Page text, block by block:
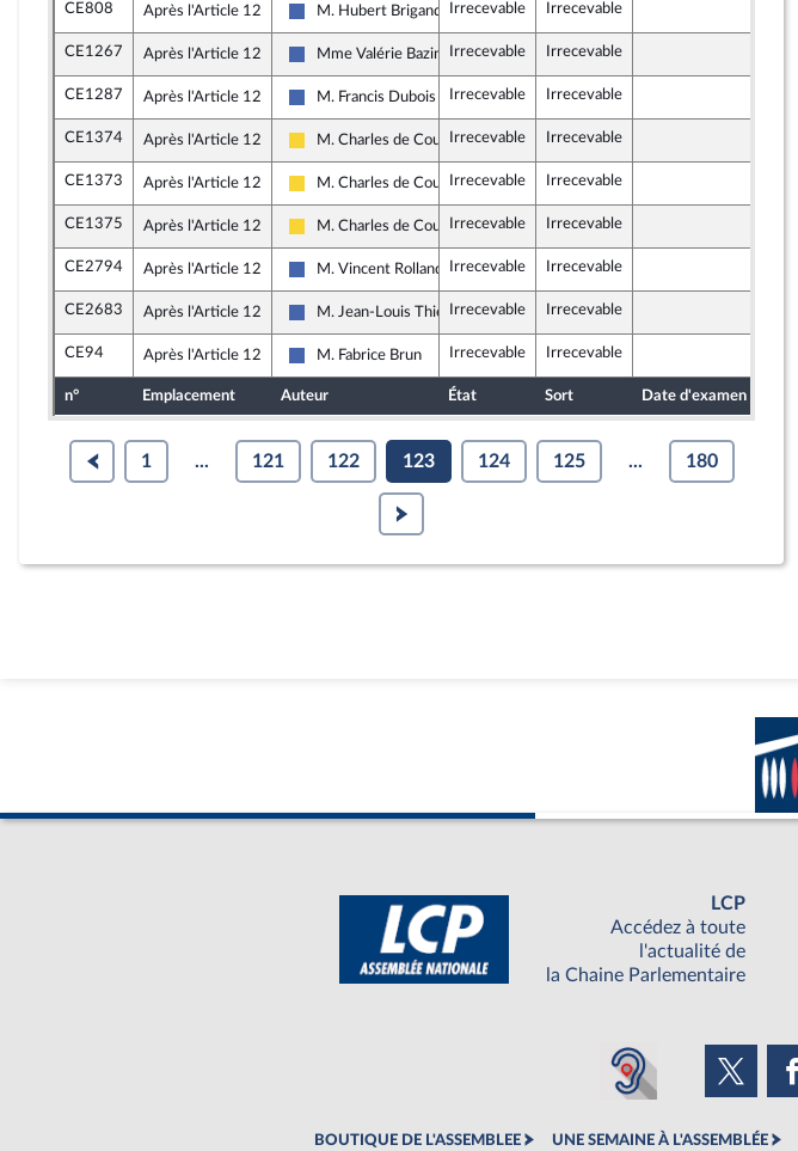
CE808 Après l'Article 12
Les Républicains
M. Hubert Brigand Irrecevable Irrecevable
CE1267 Après l'Article 12
Les Républicains
Mme Valérie Bazin-Malgras
Irrecevable Irrecevable
CE1287 Après l'Article 12
Les Républicains
M. Francis Dubois Irrecevable Irrecevable
CE1374 Après l'Article 12
Libertés, Indépendants, Outre-mer et Territoires
M. Charles de CoursonIrrecevable Irrecevable
CE1373 Après l'Article 12
Libertés, Indépendants, Outre-mer et Territoires
M. Charles de CoursonIrrecevable Irrecevable
CE1375 Après l'Article 12
Libertés, Indépendants, Outre-mer et Territoires
M. Charles de CoursonIrrecevable Irrecevable
CE2794 Après l'Article 12
Les Républicains
M. Vincent Rolland Irrecevable Irrecevable
CE2683 Après l'Article 12
Les Républicains
M. Jean-Louis ThiériotIrrecevable Irrecevable
CE94 Après l'Article 12
Les Républicains
M. Fabrice Brun Irrecevable Irrecevable
n° Emplacement Auteur État Sort Date d'examen
1 ... 121 122 123 124 125 ... 180
LCP
Accédez à toute
l'actualité de
la Chaine Parlementaire
BOUTIQUE DE L'ASSEMBLEE UNE SEMAINE À L'ASSEMBLÉE